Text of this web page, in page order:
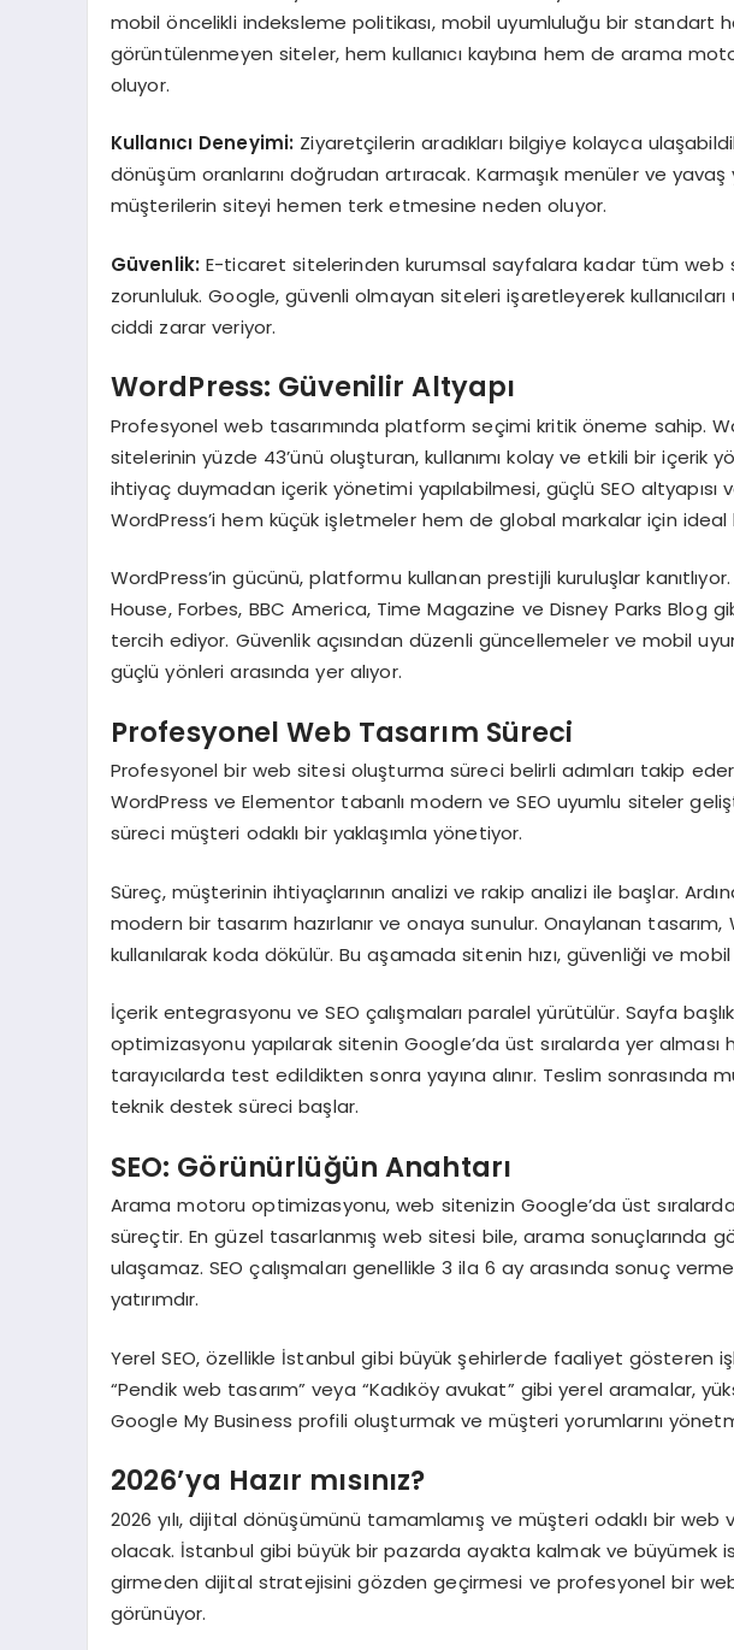
mobil öncelikli indeksleme politikası, mobil uyumluluğu bir standart
görüntülenmeyen siteler, hem kullanıcı kaybına hem de arama
oluyor.
Kullanıcı Deneyimi: Ziyaretçilerin aradıkları bilgiye kolayca
dönüşüm oranlarını doğrudan artıracak. Karmaşık menüler ve
müşterilerin siteyi hemen terk etmesine neden oluyor.
Güvenlik: E-ticaret sitelerinden kurumsal sayfalara kadar tüm web
zorunluluk. Google, güvenli olmayan siteleri işaretleyerek
ciddi zarar veriyor.
WordPress: Güvenilir Altyapı
Profesyonel web tasarımında platform seçimi kritik öneme sahip.
sitelerinin yüzde 43’ünü oluşturan, kullanımı kolay ve etkili bir içerik
ihtiyaç duymadan içerik yönetimi yapılabilmesi, güçlü SEO
WordPress’i hem küçük işletmeler hem de global markalar için
WordPress’in gücünü, platformu kullanan prestijli kuruluşlar
House, Forbes, BBC America, Time Magazine ve Disney Parks Blog
tercih ediyor. Güvenlik açısından düzenli güncellemeler ve mobil
güçlü yönleri arasında yer alıyor.
Profesyonel Web Tasarım Süreci
Profesyonel bir web sitesi oluşturma süreci belirli adımları takip
WordPress ve Elementor tabanlı modern ve SEO uyumlu siteler
süreci müşteri odaklı bir yaklaşımla yönetiyor.
Süreç, müşterinin ihtiyaçlarının analizi ve rakip analizi ile başlar.
modern bir tasarım hazırlanır ve onaya sunulur. Onaylanan
kullanılarak koda dökülür. Bu aşamada sitenin hızı, güvenliği ve
İçerik entegrasyonu ve SEO çalışmaları paralel yürütülür. Sayfa
optimizasyonu yapılarak sitenin Google’da üst sıralarda yer alması
tarayıcılarda test edildikten sonra yayına alınır. Teslim sonrasında
teknik destek süreci başlar.
SEO: Görünürlüğün Anahtarı
Arama motoru optimizasyonu, web sitenizin Google’da üst
süreçtir. En güzel tasarlanmış web sitesi bile, arama sonuçlarında
ulaşamaz. SEO çalışmaları genellikle 3 ila 6 ay arasında sonuç
yatırımdır.
Yerel SEO, özellikle İstanbul gibi büyük şehirlerde faaliyet gösteren
“Pendik web tasarım” veya “Kadıköy avukat” gibi yerel aramalar,
Google My Business profili oluşturmak ve müşteri yorumlarını
2026’ya Hazır mısınız?
2026 yılı, dijital dönüşümünü tamamlamış ve müşteri odaklı bir web
olacak. İstanbul gibi büyük bir pazarda ayakta kalmak ve büyümek
girmeden dijital stratejisini gözden geçirmesi ve profesyonel bir web
görünüyor.